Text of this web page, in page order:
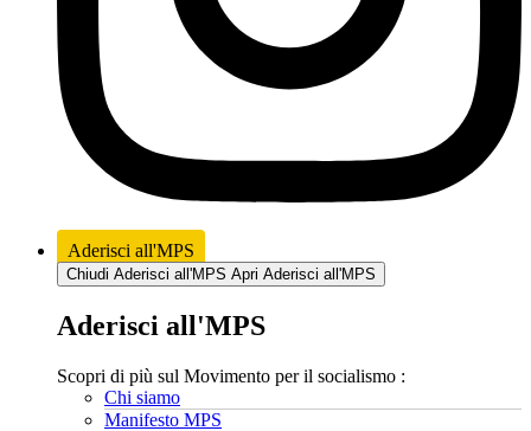
Aderisci all'MPS
Chiudi Aderisci all'MPS Apri Aderisci all'MPS
Aderisci all'MPS
Scopri di più sul Movimento per il socialismo :
Chi siamo
Manifesto MPS